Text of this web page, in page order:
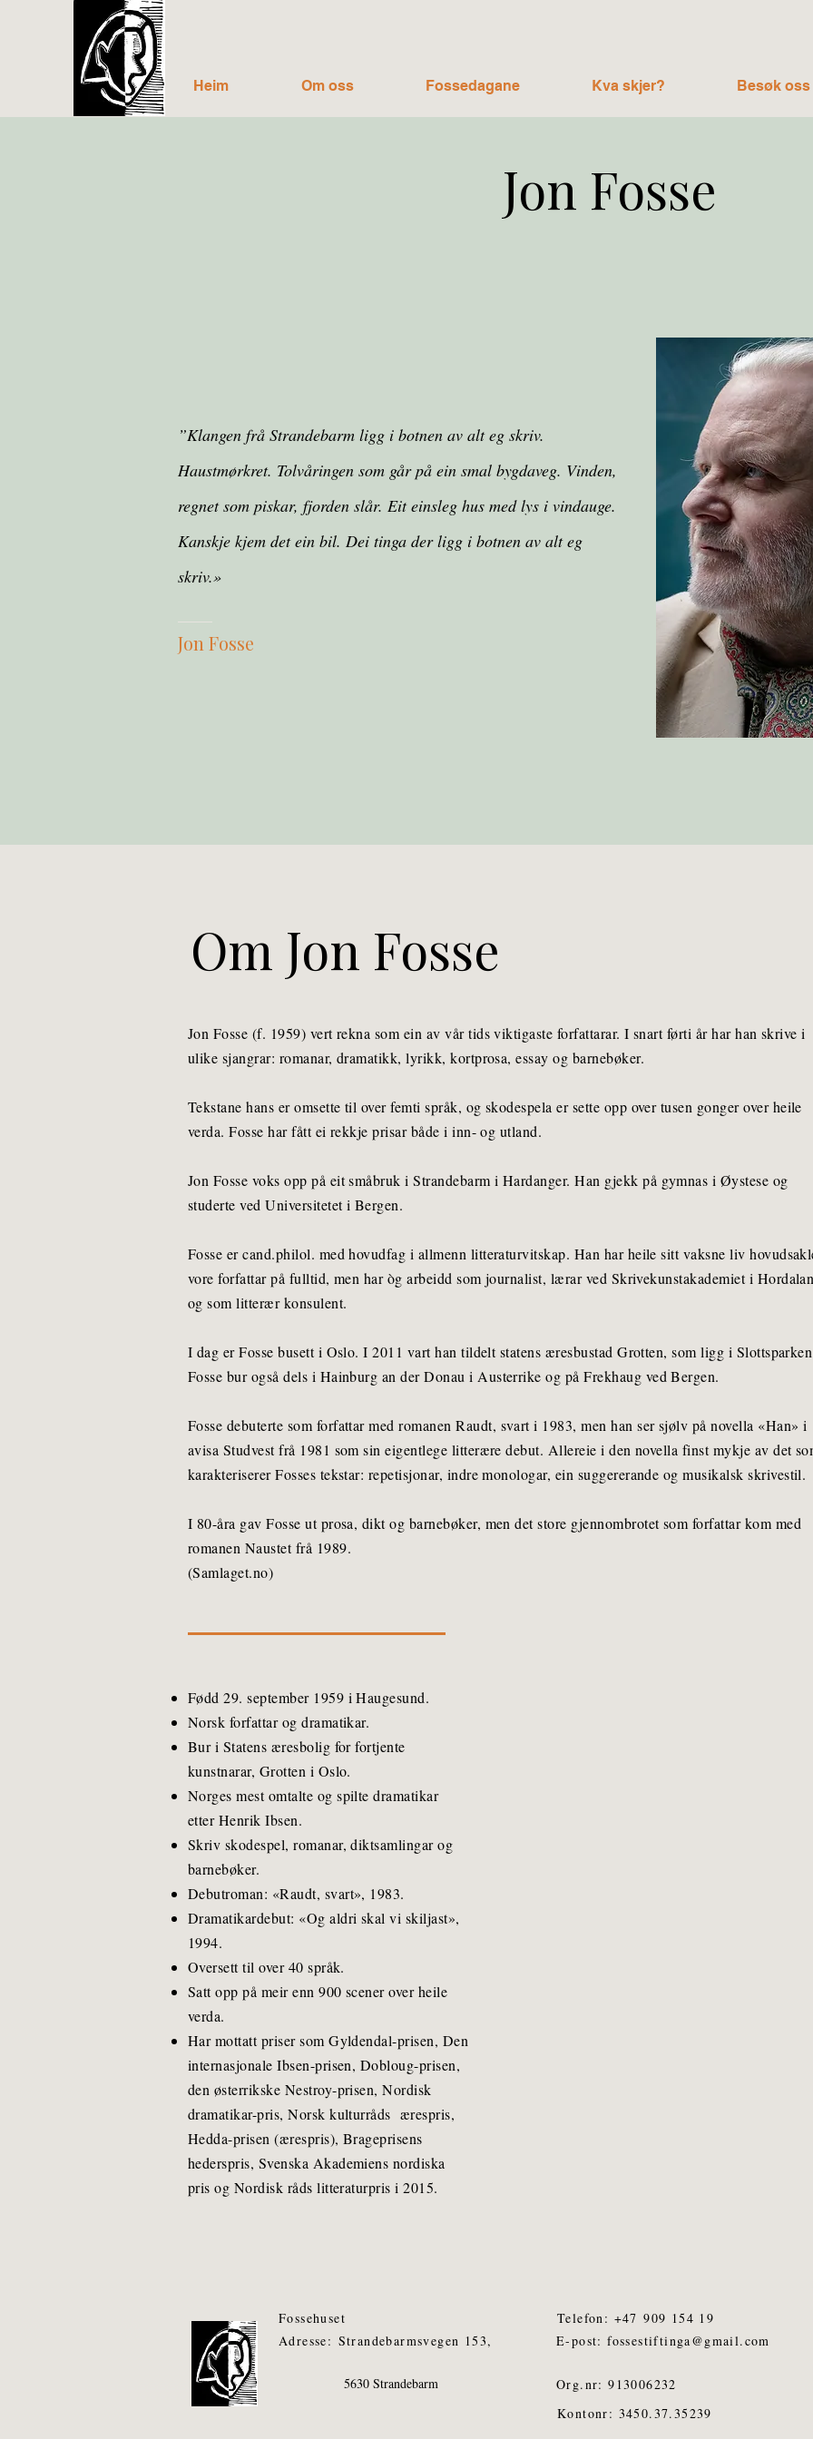
Heim Om oss Fossedagane Kva skjer? Besøk oss
Jon Fosse
”Klangen frå Strandebarm ligg i botnen av alt eg skriv.
Haustmørkret. Tolvåringen som går på ein smal bygdaveg. Vinden,
regnet som piskar, fjorden slår. Eit einsleg hus med lys i vindauge.
Kanskje kjem det ein bil. Dei tinga der ligg i botnen av alt eg
skriv.»
Jon Fosse
Om Jon Fosse
Jon Fosse (f. 1959) vert rekna som ein av vår tids viktigaste forfattarar. I snart førti år har han skrive i
ulike sjangrar: romanar, dramatikk, lyrikk, kortprosa, essay og barnebøker.
Tekstane hans er omsette til over femti språk, og skodespela er sette opp over tusen gonger over heile
verda. Fosse har fått ei rekkje prisar både i inn- og utland.
Jon Fosse voks opp på eit småbruk i Strandebarm i Hardanger. Han gjekk på gymnas i Øystese og
studerte ved Universitetet i Bergen.
Fosse er cand.philol. med hovudfag i allmenn litteraturvitskap. Han har heile sitt vaksne liv
vore forfattar på fulltid, men har òg arbeidd som journalist, lærar ved Skrivekunstakademiet i
og som litterær konsulent.
I dag er Fosse busett i Oslo. I 2011 vart han tildelt statens æresbustad Grotten, som ligg i
Fosse bur også dels i Hainburg an der Donau i Austerrike og på Frekhaug ved Bergen.
Fosse debuterte som forfattar med romanen Raudt, svart i 1983, men han ser sjølv på novella «Han» i
avisa Studvest frå 1981 som sin eigentlege litterære debut. Allereie i den novella finst mykje av det
karakteriserer Fosses tekstar: repetisjonar, indre monologar, ein suggererande og musikalsk skrivestil.
I 80-åra gav Fosse ut prosa, dikt og barnebøker, men det store gjennombrotet som forfattar kom med
romanen Naustet frå 1989.
(Samlaget.no)
Fødd 29. september 1959 i Haugesund.
Norsk forfattar og dramatikar.
Bur i Statens æresbolig for fortjente
kunstnarar, Grotten i Oslo.
Norges mest omtalte og spilte dramatikar
etter Henrik Ibsen.
Skriv skodespel, romanar, diktsamlingar og
barnebøker.
Debutroman: «Raudt, svart», 1983.
Dramatikardebut: «Og aldri skal vi skiljast»,
1994.
Oversett til over 40 språk.
Satt opp på meir enn 900 scener over heile
verda.
Har mottatt priser som Gyldendal-prisen, Den
internasjonale Ibsen-prisen, Dobloug-prisen,
den østerrikske Nestroy-prisen, Nordisk
dramatikar-pris, Norsk kulturråds ærespris,
Hedda-prisen (ærespris), Brageprisens
hederspris, Svenska Akademiens nordiska
pris og Nordisk råds litteraturpris i 2015.
Fossehuset
Adresse: Strandebarmsvegen 153,
5630 Strandebarm
Telefon: +47909 154 19
E-post:fossestiftinga@gmail.com
Org.nr: 913006232
Kontonr: 3450.37.35239